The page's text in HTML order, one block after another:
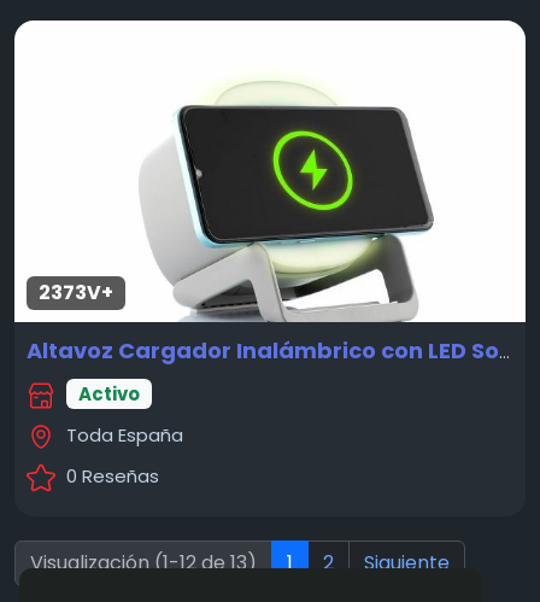
2373V+
Altavoz Cargador Inalámbrico con LED Souwis InnovaGoods
Activo
Toda España
0 Reseñas
Visualización (1-12 de 13) 1 2 Siguiente